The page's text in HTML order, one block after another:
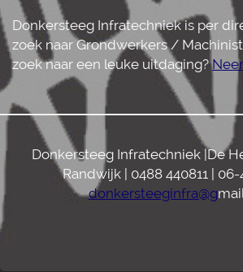
Donkersteeg Infratechniek is per
zoek naar Grondwerkers /
zoek naar een leuke uitdaging?
Donkersteeg Infratechniek |De
Randwijk | 0488 440811 | 06-
donkersteeginfra@g